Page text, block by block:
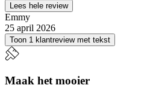
Lees hele review
Emmy
25 april 2026
Toon 1 klantreview met tekst
Maak het mooier